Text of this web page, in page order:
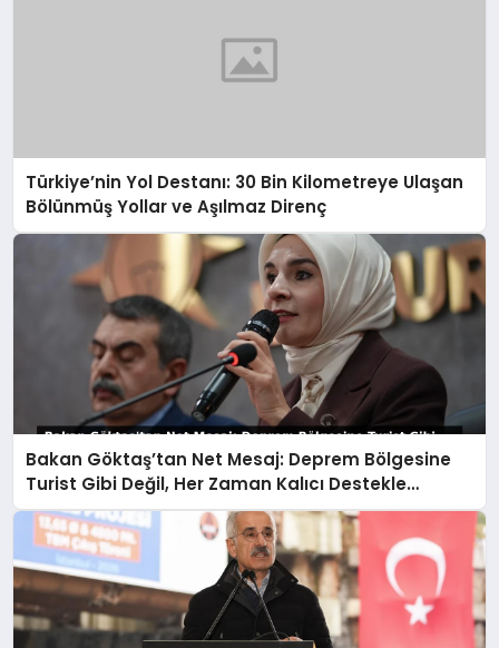
Türkiye’nin Yol Destanı: 30 Bin Kilometreye Ulaşan
Bölünmüş Yollar ve Aşılmaz Direnç
Bakan Göktaş’tan Net Mesaj: Deprem Bölgesine
Turist Gibi Değil, Her Zaman Kalıcı Destekle
Gidiyoruz!